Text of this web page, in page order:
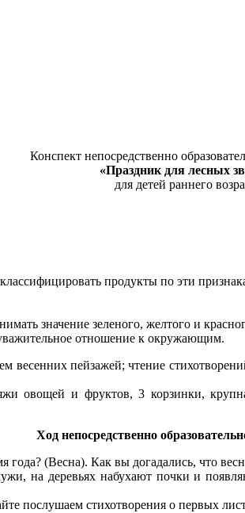
Конспект непосредственно
«Праздник для лесных
для детей раннего
продукты по эти
значение зеленого, желтого и
отношение к окружающим.
весенних пейзажей; чтение
овощей и фруктов, 3 корзинки,
Ход непосредственно
года? (Весна). Как вы догадались, что
на деревьях набухают почки и
послушаем стихотворения о первых